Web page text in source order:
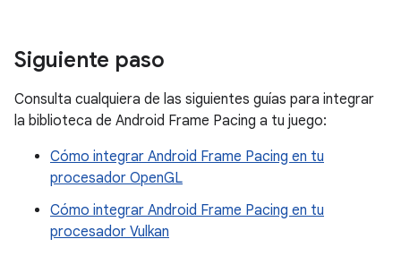
Siguiente paso
Consulta cualquiera de las siguientes guías para integrar
la biblioteca de Android Frame Pacing a tu juego:
Cómo integrar Android Frame Pacing en tu
procesador OpenGL
Cómo integrar Android Frame Pacing en tu
procesador Vulkan